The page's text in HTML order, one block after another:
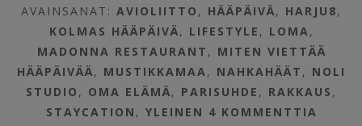
AVAINSANAT:AVIOLIITTO , HÄÄPÄIVÄ, HARJU8,
KOLMAS HÄÄPÄIVÄ, LIFESTYLE , LOMA ,
MADONNA RESTAURANT , MITEN VIETTÄÄ
HÄÄPÄIVÄÄ, MUSTIKKAMAA , NAHKAHÄÄT , NOLI
STUDIO , OMA ELÄMÄ, PARISUHDE , RAKKAUS ,
STAYCATION , YLEINEN 4 KOMMENTTIA